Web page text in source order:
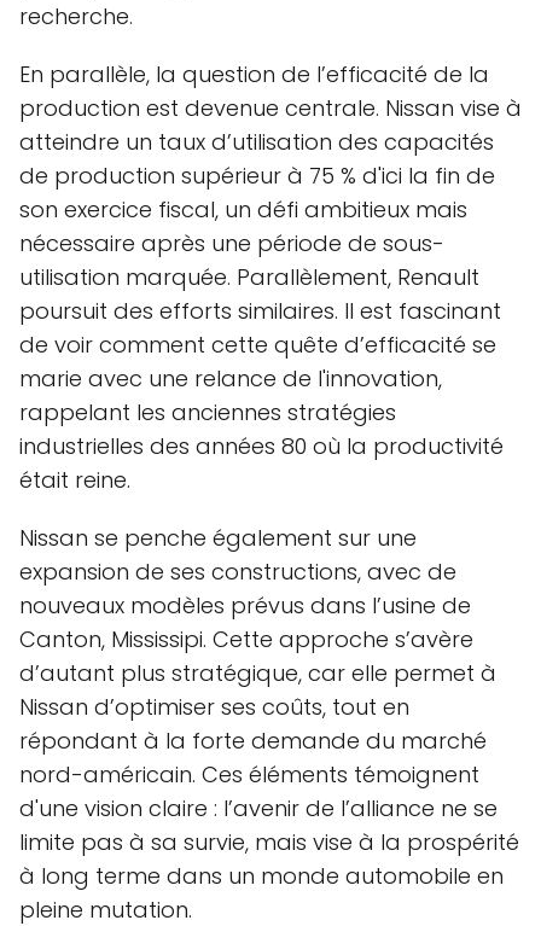
recherche.
En parallèle, la question de l’efficacité de la
production est devenue centrale. Nissan vise à
atteindre un taux d’utilisation des capacités
de production supérieur à 75 % d'ici la fin de
son exercice fiscal, un défi ambitieux mais
nécessaire après une période de sous-
utilisation marquée. Parallèlement, Renault
poursuit des efforts similaires. Il est fascinant
de voir comment cette quête d’efficacité se
marie avec une relance de l'innovation,
rappelant les anciennes stratégies
industrielles des années 80 où la productivité
était reine.
Nissan se penche également sur une
expansion de ses constructions, avec de
nouveaux modèles prévus dans l’usine de
Canton, Mississipi. Cette approche s’avère
d’autant plus stratégique, car elle permet à
Nissan d’optimiser ses coûts, tout en
répondant à la forte demande du marché
nord-américain. Ces éléments témoignent
d'une vision claire : l’avenir de l’alliance ne se
limite pas à sa survie, mais vise à la prospérité
à long terme dans un monde automobile en
pleine mutation.